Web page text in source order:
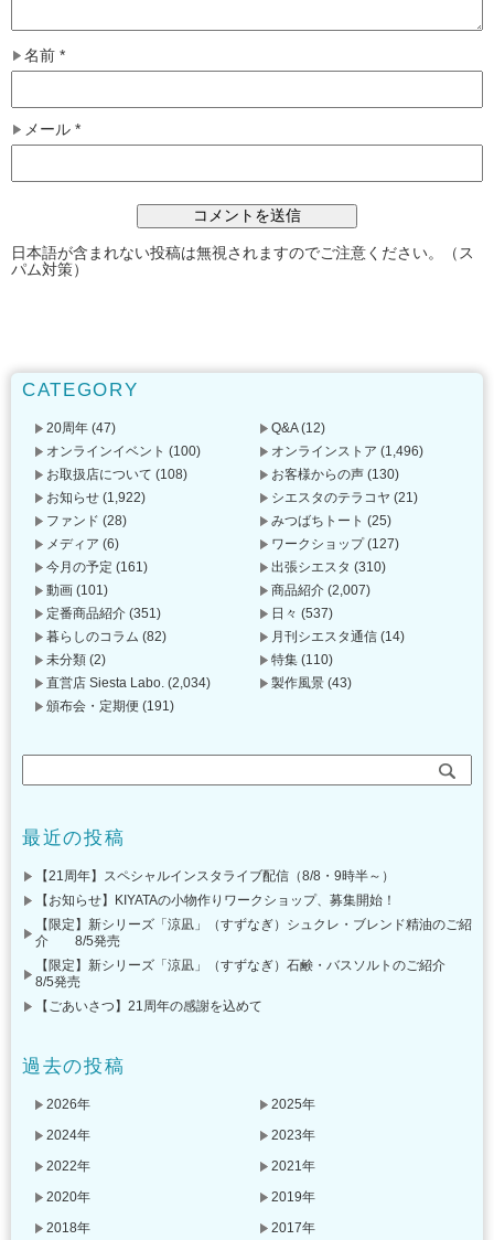
名前 *
メール *
日本語が含まれない投稿は無視されますのでご注意ください。（ス
パム対策）
CATEGORY
20周年 (47) Q&A(12)
オンラインイベント (100) オンラインストア (1,496)
お取扱店について (108) お客様からの声 (130)
お知らせ (1,922) シエスタのテラコヤ (21)
ファンド (28) みつばちトート (25)
メディア (6) ワークショップ(127)
今月の予定 (161) 出張シエスタ (310)
動画 (101) 商品紹介 (2,007)
定番商品紹介 (351) 日々 (537)
暮らしのコラム (82) 月刊シエスタ通信 (14)
未分類 (2) 特集 (110)
直営店 Siesta Labo. (2,034) 製作風景 (43)
頒布会・定期便 (191)
最近の投稿
【21周年】スペシャルインスタライブ配信（8/8・9時半～）
【お知らせ】KIYATAの小物作りワークショップ、募集開始！
【限定】新シリーズ「涼凪」（すずなぎ）シュクレ・ブレンド精油のご紹
介 8/5発売
【限定】新シリーズ「涼凪」（すずなぎ）石鹸・バスソルトのご紹介
8/5発売
【ごあいさつ】21周年の感謝を込めて
過去の投稿
2026年
2025年
2024年
2023年
2022年
2021年
2020年
2019年
2018年
2017年